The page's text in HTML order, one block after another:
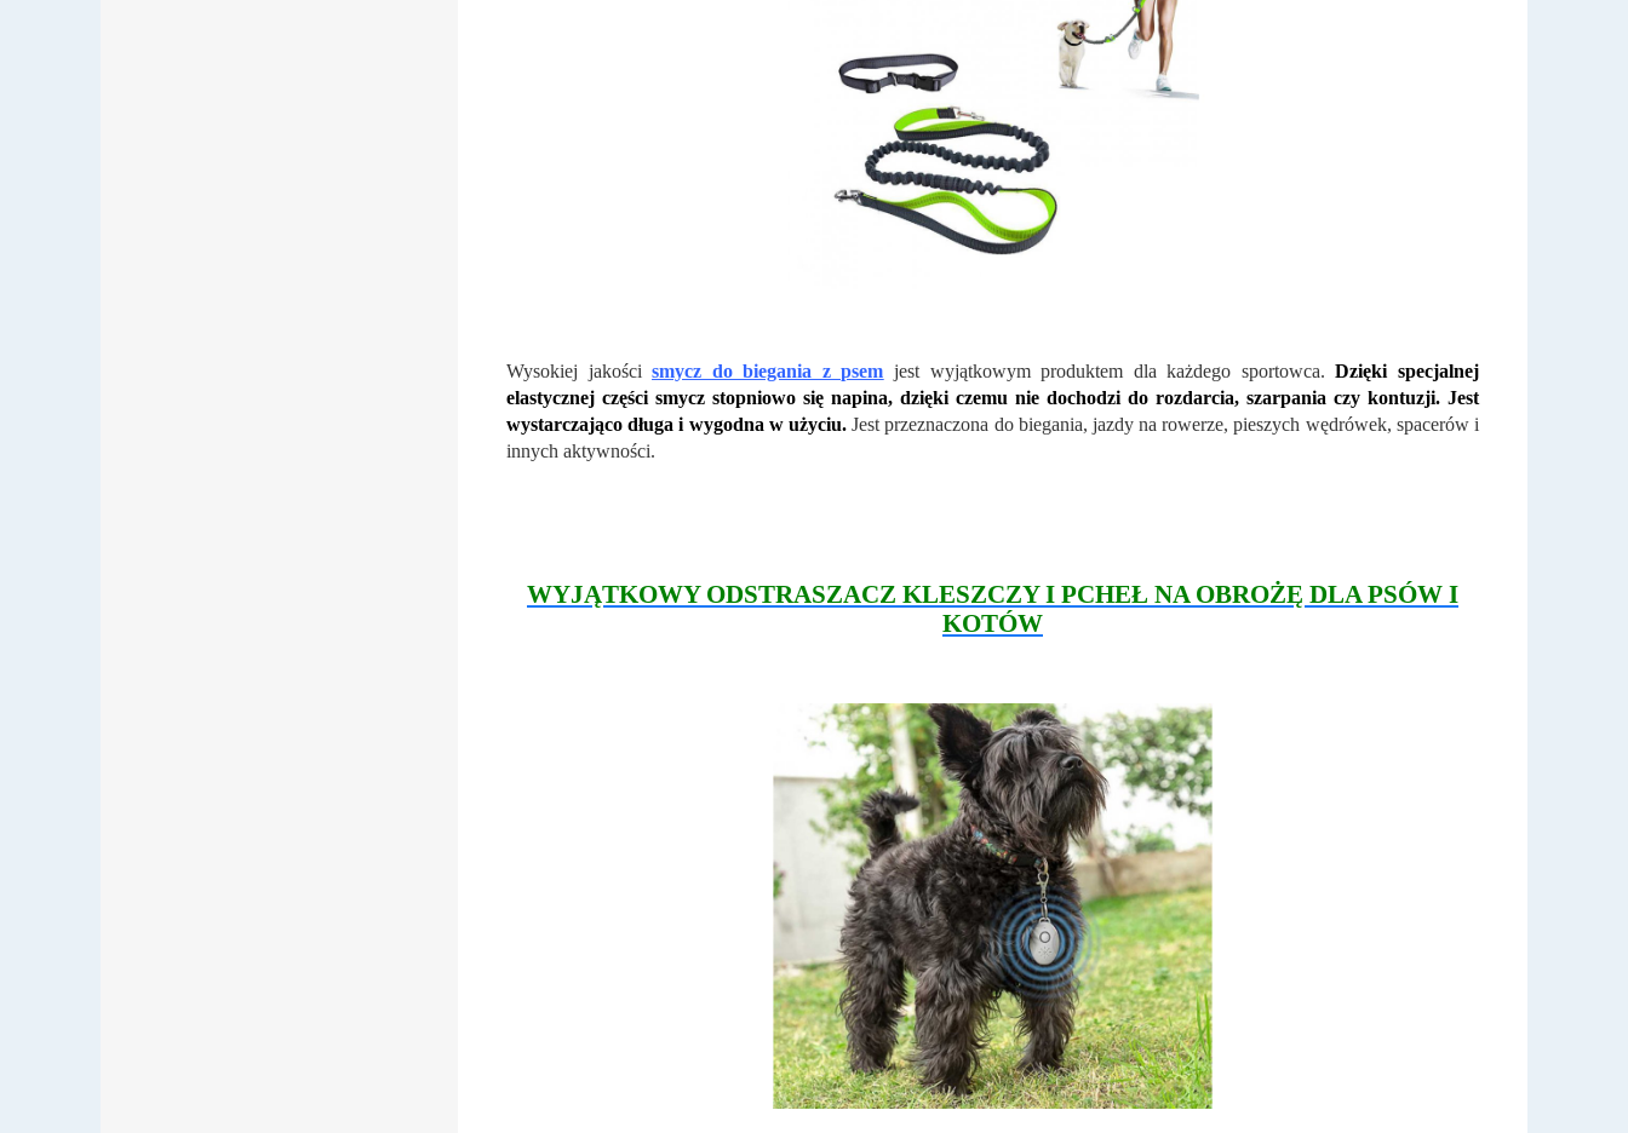
Wysokiej jakoścismycz do biegania z psem jest wyjątkowym produktem dla każdego sportowca.Dzięki specjalnej
elastycznej części smycz stopniowo się napina, dzięki czemu nie dochodzi do rozdarcia, szarpania czy kontuzji. Jest
wystarczająco długa i wygodna w użyciu.Jest przeznaczona do biegania, jazdy na rowerze, pieszych wędrówek, spacerów i
innych aktywności.
WYJĄTKOWY ODSTRASZACZ KLESZCZY I PCHEŁ NA OBROŻĘ DLA PSÓW I
KOTÓW